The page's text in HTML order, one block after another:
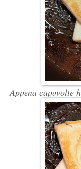
Appena capovolte